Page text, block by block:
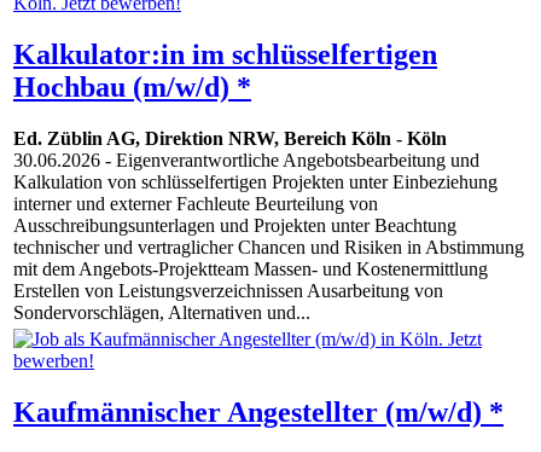
Kalkulator:in im schlüsselfertigen
Hochbau (m/w/d) *
Ed. Züblin AG, Direktion NRW, Bereich Köln - Köln
30.06.2026 - Eigenverantwortliche Angebotsbearbeitung und
Kalkulation von schlüsselfertigen Projekten unter Einbeziehung
interner und externer Fachleute Beurteilung von
Ausschreibungsunterlagen und Projekten unter Beachtung
technischer und vertraglicher Chancen und Risiken in Abstimmung
mit dem Angebots-Projektteam Massen- und Kostenermittlung
Erstellen von Leistungsverzeichnissen Ausarbeitung von
Sondervorschlägen, Alternativen und...
Kaufmännischer Angestellter (m/w/d) *